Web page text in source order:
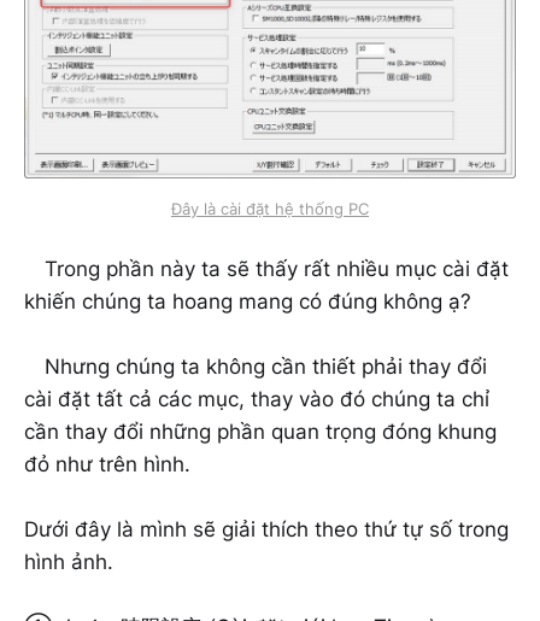
Đây là cài đặt hệ thống PC
Trong phần này ta sẽ thấy rất nhiều mục cài đặt
khiến chúng ta hoang mang có đúng không ạ?
Nhưng chúng ta không cần thiết phải thay đổi
cài đặt tất cả các mục, thay vào đó chúng ta chỉ
cần thay đổi những phần quan trọng đóng khung
đỏ như trên hình.
Dưới đây là mình sẽ giải thích theo thứ tự số trong
hình ảnh.